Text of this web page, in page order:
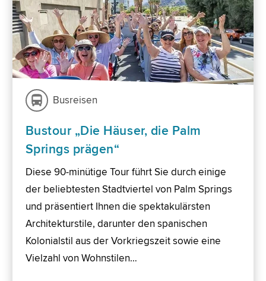
Busreisen
Bustour „Die Häuser, die Palm
Springs prägen“
Diese 90-minütige Tour führt Sie durch einige
der beliebtesten Stadtviertel von Palm Springs
und präsentiert Ihnen die spektakulärsten
Architekturstile, darunter den spanischen
Kolonialstil aus der Vorkriegszeit sowie eine
Vielzahl von Wohnstilen…